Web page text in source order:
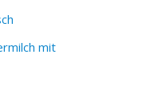
mit